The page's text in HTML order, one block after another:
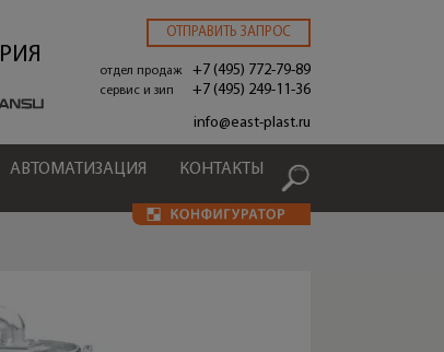
ОТПРАВИТЬ ЗАПРОС
отдел продаж +7 (495) 772-79-89
сервис и зип
+7 (495) 249-11-36
info@east-plast.ru
АВТОМАТИЗАЦИЯ КОНТАКТЫ